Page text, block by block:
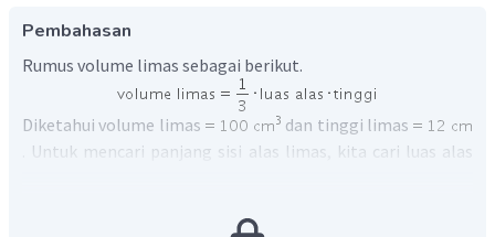
Pembahasan
Rumus volume limas sebagai berikut.
Diketahui volume limas
dan tinggi limas
. Untuk mencari panjang sisi alas limas, kita cari luas alas